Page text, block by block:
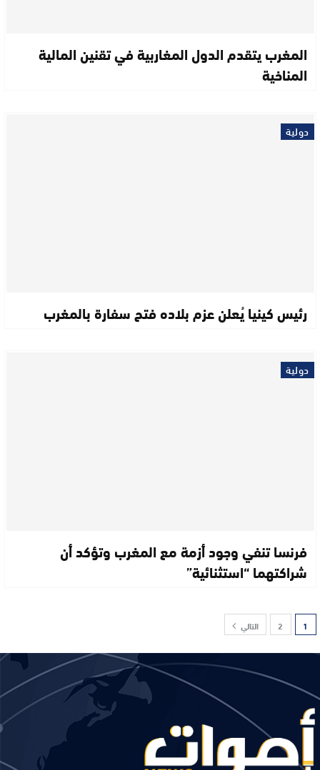
المغرب يتقدم الدول المغاربية في تقنين المالية
المناخية
دولية
رئيس كينيا يُعلن عزم بلاده فتح سفارة بالمغرب
دولية
فرنسا تنفي وجود أزمة مع المغرب وتؤكد أن
شراكتهما “استثنائية”
1
2 التالي